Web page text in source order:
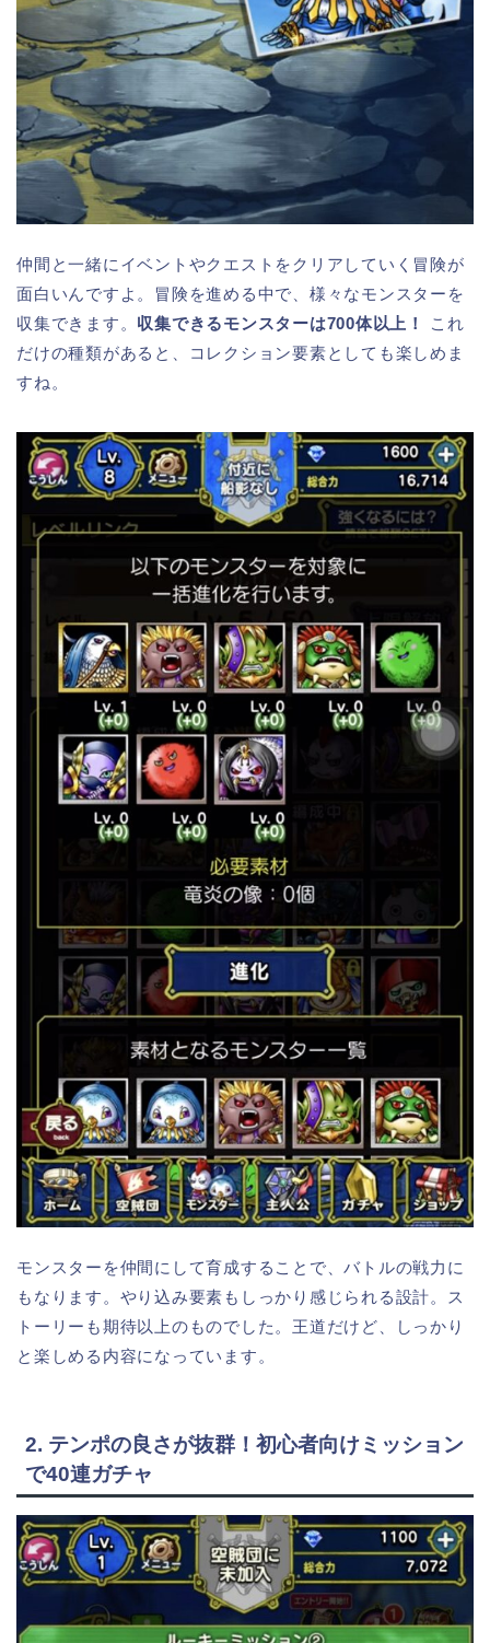
仲間と一緒にイベントやクエストをクリアしていく冒険が
面白いんですよ。冒険を進める中で、様々なモンスターを
収集できます。 収集できるモンスターは700体以上！
これ
だけの種類があると、コレクション要素としても楽しめま
すね。
モンスターを仲間にして育成することで、バトルの戦力に
もなります。やり込み要素もしっかり感じられる設計。ス
トーリーも期待以上のものでした。王道だけど、しっかり
と楽しめる内容になっています。
2. テンポの良さが抜群！初心者向けミッション
で40連ガチャ